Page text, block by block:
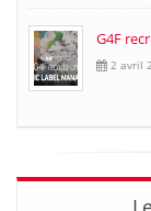
G4F
2 avril